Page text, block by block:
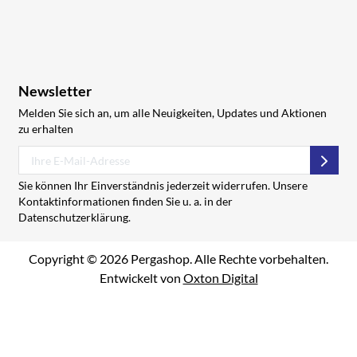
Newsletter
Melden Sie sich an, um alle Neuigkeiten, Updates und Aktionen
zu erhalten
Sie können Ihr Einverständnis jederzeit widerrufen. Unsere
Kontaktinformationen finden Sie u. a. in der
Datenschutzerklärung.
Copyright © 2026 Pergashop. Alle Rechte vorbehalten.
Entwickelt von Oxton Digital